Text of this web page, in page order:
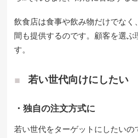
飲食店は食事や飲み物だけでなく
間も提供するのです。顧客を選ぶ
す。
若い世代向けにしたい
・独自の注文方式に
若い世代をターゲットにしたいの